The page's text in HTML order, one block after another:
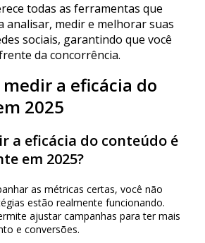
todas as ferramentas que
analisar, medir e melhorar suas
sociais, garantindo que você
da concorrência.
medir a eficácia do
2025
a eficácia do conteúdo é
em 2025?
as métricas certas, você não
estão realmente funcionando.
ajustar campanhas para ter mais
e conversões.